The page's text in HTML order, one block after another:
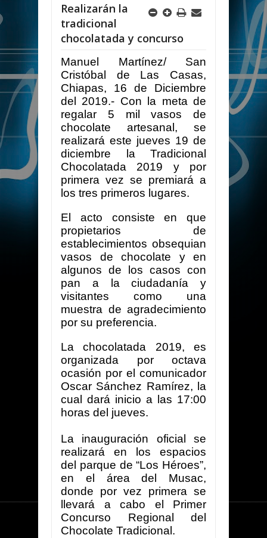
Realizarán la
tradicional
chocolatada y concurso
Manuel Martínez/ San
Cristóbal de Las Casas,
Chiapas, 16 de Diciembre
del 2019.- Con la meta de
regalar 5 mil vasos de
chocolate artesanal, se
realizará este jueves 19 de
diciembre la Tradicional
Chocolatada 2019 y por
primera vez se premiará a
los tres primeros lugares.
El acto consiste en que
propietarios de
establecimientos obsequian
vasos de chocolate y en
algunos de los casos con
pan a la ciudadanía y
visitantes como una
muestra de agradecimiento
por su preferencia.
La chocolatada 2019, es
organizada por octava
ocasión por el comunicador
Oscar Sánchez Ramírez, la
cual dará inicio a las 17:00
horas del jueves.
La inauguración oficial se
realizará en los espacios
del parque de “Los Héroes”,
en el área del Musac,
donde por vez primera se
llevará a cabo el Primer
Concurso Regional del
Chocolate Tradicional.